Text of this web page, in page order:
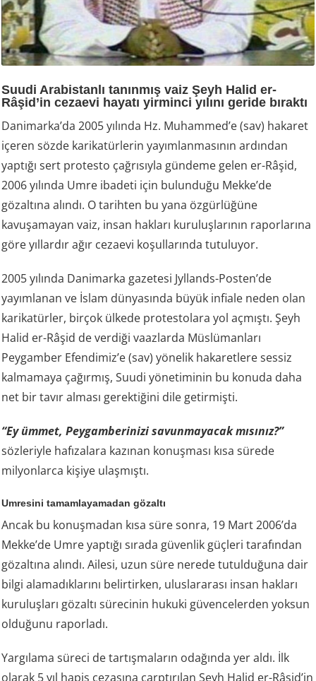
Suudi Arabistanlı tanınmış vaiz Şeyh Halid er-
Râşid’in cezaevi hayatı yirminci yılını geride bıraktı
Danimarka’da 2005 yılında Hz. Muhammed’e (sav) hakaret
içeren sözde karikatürlerin yayımlanmasının ardından
yaptığı sert protesto çağrısıyla gündeme gelen er-Râşid,
2006 yılında Umre ibadeti için bulunduğu Mekke’de
gözaltına alındı. O tarihten bu yana özgürlüğüne
kavuşamayan vaiz, insan hakları kuruluşlarının raporlarına
göre yıllardır ağır cezaevi koşullarında tutuluyor.
2005 yılında Danimarka gazetesi Jyllands-Posten’de
yayımlanan ve İslam dünyasında büyük infiale neden olan
karikatürler, birçok ülkede protestolara yol açmıştı. Şeyh
Halid er-Râşid de verdiği vaazlarda Müslümanları
Peygamber Efendimiz’e (sav) yönelik hakaretlere sessiz
kalmamaya çağırmış, Suudi yönetiminin bu konuda daha
net bir tavır alması gerektiğini dile getirmişti.
“Ey ümmet, Peygamberinizi savunmayacak mısınız?”
sözleriyle hafızalara kazınan konuşması kısa sürede
milyonlarca kişiye ulaşmıştı.
Umresini tamamlayamadan gözaltı
Ancak bu konuşmadan kısa süre sonra, 19 Mart 2006’da
Mekke’de Umre yaptığı sırada güvenlik güçleri tarafından
gözaltına alındı. Ailesi, uzun süre nerede tutulduğuna dair
bilgi alamadıklarını belirtirken, uluslararası insan hakları
kuruluşları gözaltı sürecinin hukuki güvencelerden yoksun
olduğunu raporladı.
Yargılama süreci de tartışmaların odağında yer aldı. İlk
olarak 5 yıl hapis cezasına çarptırılan Şeyh Halid er-Râşid’in